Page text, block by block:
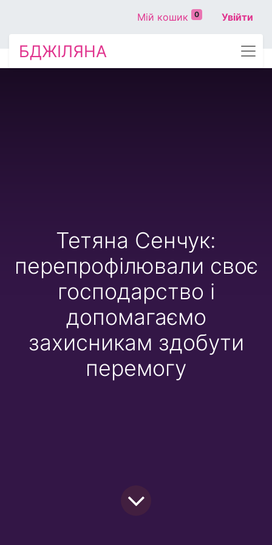
Мій кошик 0 Увійти
БДЖІЛЯНА
Тетяна Сенчук:
перепрофілювали своє
господарство і
допомагаємо
захисникам здобути
перемогу